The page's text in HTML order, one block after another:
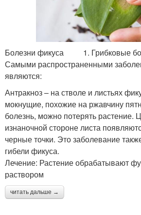
Болезни фикуса 1. Грибковые
Самыми распространенными
являются:
Антракноз – на стволе и листьях
мокнущие, похожие на ржавчину
болезнь, можно потерять растение.
изнаночной стороне листа
черные точки. Это заболевание
гибели фикуса.
Лечение: Растение обрабатывают
раствором
читать дальше →